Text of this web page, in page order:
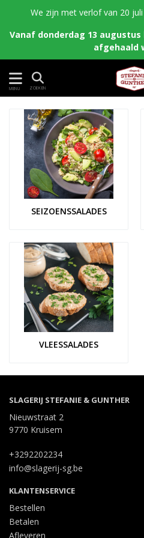
We zijn met verlof van 20
Vanaf donderdag 13
afgehaald
MENU ZOEKEN
SEIZOENSSALADES
VLEESSALADES
SLAGERIJ STEFANIE & GUNTHER
Nieuwstraat 2
9770 Kruisem
+3292202234
info@slagerij-sg.be
KLANTENSERVICE
Bestellen
Betalen
Afleveren